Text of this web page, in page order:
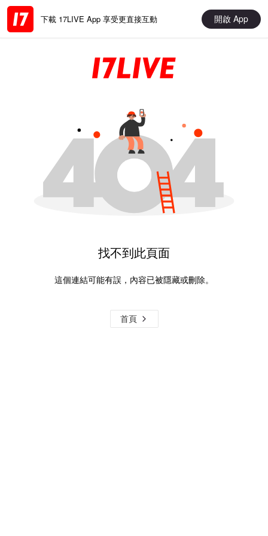
下載 17LIVE App 享受更直接互動 開啟 App
找不到此頁面
這個連結可能有誤，內容已被隱藏或刪除。
首頁